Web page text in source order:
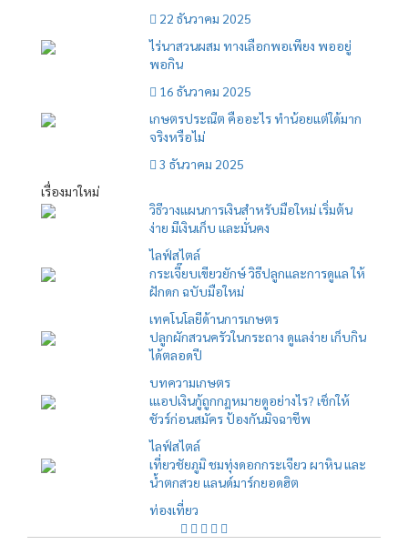
22 ธันวาคม 2025
ไร่นาสวนผสม ทางเลือกพอเพียง พออยู่
พอกิน
16 ธันวาคม 2025
เกษตรประณีต คืออะไร ทำน้อยแต่ใด้มาก
จริงหรือไม่
3 ธันวาคม 2025
เรื่องมาใหม่
วิธีวางแผนการเงินสำหรับมือใหม่ เริ่มต้น
ง่าย มีเงินเก็บ และมั่นคง
ไลฟ์สไตล์
กระเจี๊ยบเขียวยักษ์ วิธีปลูกและการดูแล ให้
ฝักดก ฉบับมือใหม่
เทคโนโลยีด้านการเกษตร
ปลูกผักสวนครัวในกระถาง ดูแลง่าย เก็บกิน
ได้ตลอดปี
บทความเกษตร
เแอปเงินกู้ถูกกฎหมายดูอย่างไร? เช็กให้
ชัวร์ก่อนสมัคร ป้องกันมิจฉาชีพ
ไลฟ์สไตล์
เที่ยวชัยภูมิ ชมทุ่งดอกกระเจียว ผาหิน และ
น้ำตกสวย แลนด์มาร์กยอดฮิต
ท่องเที่ยว